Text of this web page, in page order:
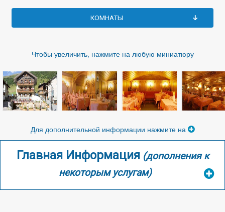
КОМНАТЫ
Чтобы увеличить, нажмите на любую миниатюру
Для дополнительной информации нажмите на
Главная Информация (дополнения к
некоторым услугам)